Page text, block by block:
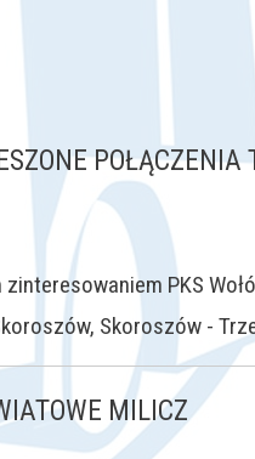
POŁĄCZENIA
zinteresowaniem PKS
Skoroszów -
MILICZ